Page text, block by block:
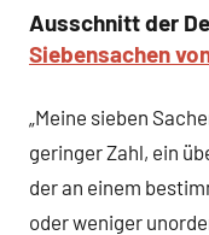
Ausschnitt der
Siebensachen
„Meine sieben
geringer Zahl, ein
der an einem
oder weniger